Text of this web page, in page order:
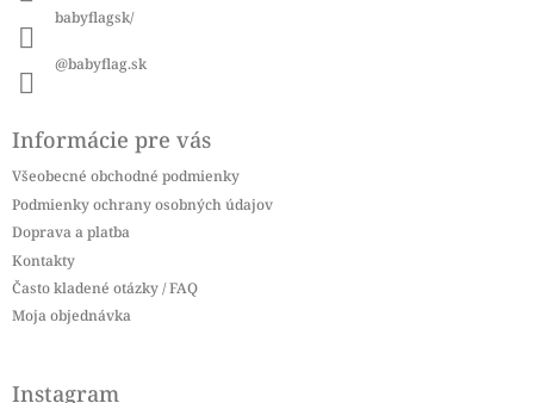
babyflagsk/
@babyflag.sk
Informácie pre vás
Všeobecné obchodné podmienky
Podmienky ochrany osobných údajov
Doprava a platba
Kontakty
Často kladené otázky / FAQ
Moja objednávka
Instagram